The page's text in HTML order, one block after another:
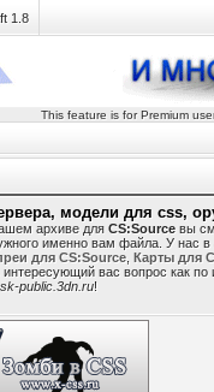
1.8
This feature is for Premium
модели для css,
архиве для CS:Source вы
именно вам файла. У нас
для CS:Source, Карты для
вас вопрос как по
public.3dn.ru!